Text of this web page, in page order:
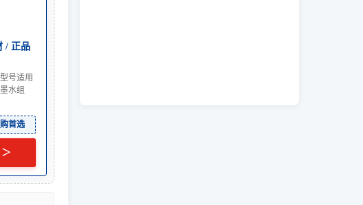
/ 正品
号适用
水组
首选